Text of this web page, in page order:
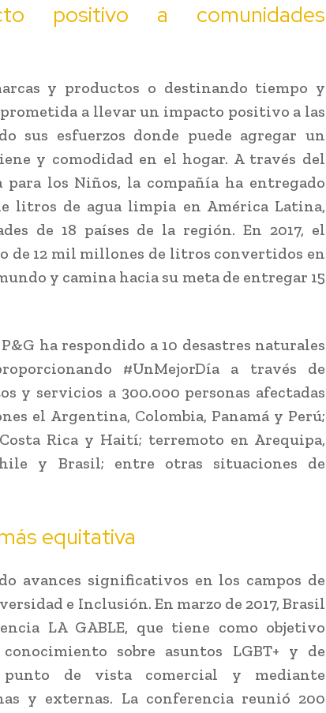
positivo a comunidades
y productos o destinando tiempo y
a llevar un impacto positivo a las
sus esfuerzos donde puede agregar un
y comodidad en el hogar. A través del
para los Niños, la compañía ha entregado
litros de agua limpia en América Latina,
de 18 países de la región. En 2017, el
de 12 mil millones de litros convertidos en
y camina hacia su meta de entregar 15
ha respondido a 10 desastres naturales
#UnMejorDía a través de
y servicios a 300.000 personas afectadas
el Argentina, Colombia, Panamá y Perú;
Rica y Haití; terremoto en Arequipa,
y Brasil; entre otras situaciones de
equitativa
avances significativos en los campos de
e Inclusión. En marzo de 2017, Brasil
LA GABLE, que tiene como objetivo
sobre asuntos LGBT+ y de
de vista comercial y mediante
y externas. La conferencia reunió 200